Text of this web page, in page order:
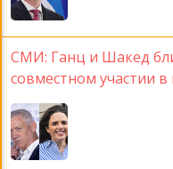
СМИ: Ганц и Шакед
совместном участии